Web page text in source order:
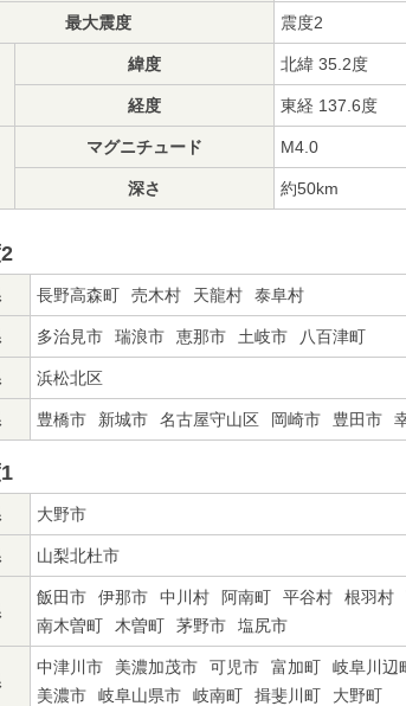
最大震度 震度2
緯度 北緯 35.2度
経度 東経 137.6度
マグニチュード M4.0
深さ 約50km
長野高森町 売木村 天龍村 泰阜村
多治見市 瑞浪市 恵那市 土岐市 八百津町
浜松北区
豊橋市 新城市 名古屋守山区 岡崎市 豊田市
大野市
山梨北杜市
飯田市 伊那市 中川村 阿南町 平谷村 根羽村
南木曽町
木曽町 茅野市 塩尻市
中津川市 美濃加茂市 可児市 富加町 岐阜川辺
美濃市
岐阜山県市 岐南町 揖斐川町 大野町